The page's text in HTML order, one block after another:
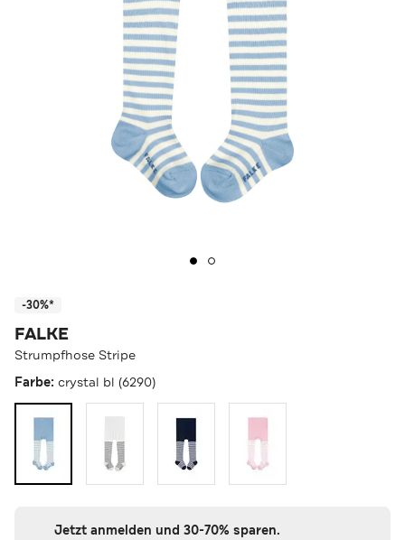
-30%*
FALKE
Strumpfhose Stripe
Farbe: crystal bl (6290)
Jetzt anmelden und 30-70% sparen.